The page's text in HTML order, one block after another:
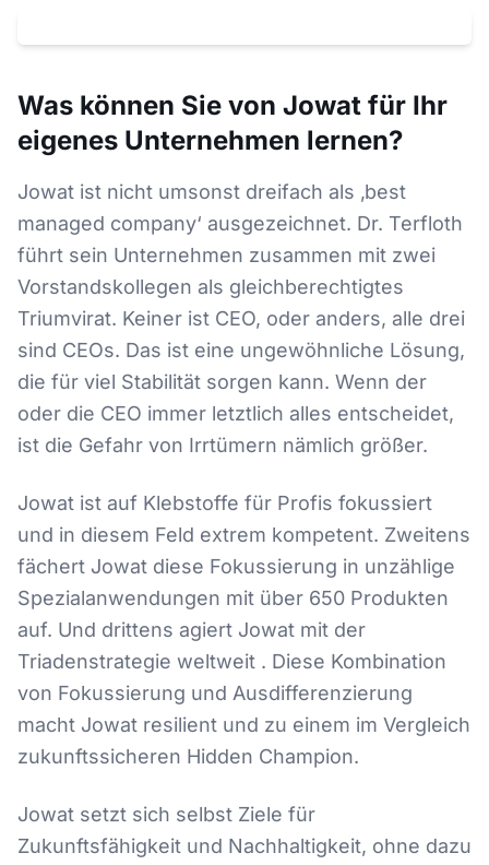
Was können Sie von Jowat für Ihr
eigenes Unternehmen lernen?
Jowat ist nicht umsonst dreifach als ‚best
managed company‘ ausgezeichnet. Dr. Terfloth
führt sein Unternehmen zusammen mit zwei
Vorstandskollegen als gleichberechtigtes
Triumvirat. Keiner ist CEO, oder anders, alle drei
sind CEOs. Das ist eine ungewöhnliche Lösung,
die für viel Stabilität sorgen kann. Wenn der
oder die CEO immer letztlich alles entscheidet,
ist die Gefahr von Irrtümern nämlich größer.
Jowat ist auf Klebstoffe für Profis fokussiert
und in diesem Feld extrem kompetent. Zweitens
fächert Jowat diese Fokussierung in unzählige
Spezialanwendungen mit über 650 Produkten
auf. Und drittens agiert Jowat mit der
Triadenstrategie weltweit . Diese Kombination
von Fokussierung und Ausdifferenzierung
macht Jowat resilient und zu einem im Vergleich
zukunftssicheren Hidden Champion.
Jowat setzt sich selbst Ziele für
Zukunftsfähigkeit und Nachhaltigkeit, ohne dazu